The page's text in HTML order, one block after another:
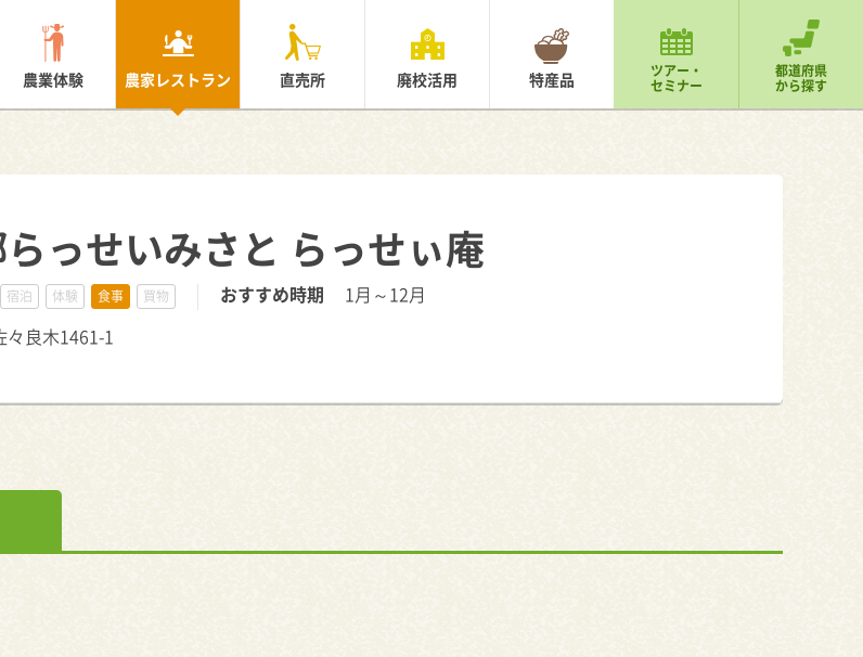
農業体験 農家レストラン 直売所 廃校活用 特産品 ツアー・
セミナー
都道府県
から探す
っせいみさと らっせぃ庵
宿泊 体験 食事 買物 おすすめ時期
1月～12月
良木1461-1